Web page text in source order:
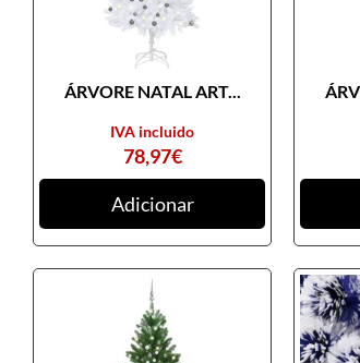
ÁRVORE NATAL ART...
78,97€
IVA incluido
Adicionar